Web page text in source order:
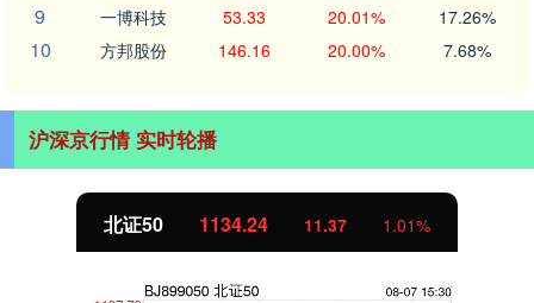
9 一博科技 53.33 20.01% 17.26%
10 方邦股份 146.16 20.00% 7.68%
沪深京行情 实时轮播
北证50 1134.24 11.37 1.01%